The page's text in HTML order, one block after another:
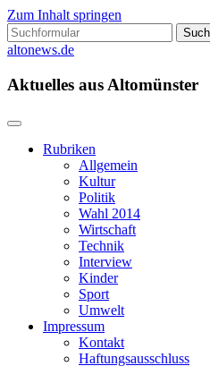
Zum Inhalt springen
Suchen
nach:
altonews.de
Aktuelles aus Altomünster
Rubriken
Allgemein
Kultur
Politik
Wahl 2014
Wirtschaft
Technik
Interview
Kinder
Sport
Umwelt
Impressum
Kontakt
Haftungsausschluss